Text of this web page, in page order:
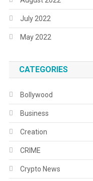
July 2022
May 2022
CATEGORIES
Bollywood
Business
Creation
CRIME
Crypto News